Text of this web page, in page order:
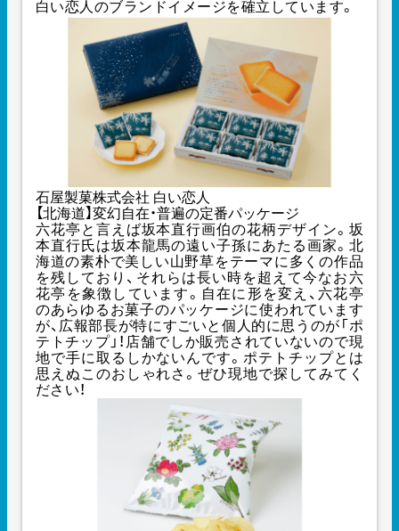
白い恋人のブランドイメージを確立しています。
石屋製菓株式会社 白い恋人
【北海道】変幻自在・普遍の定番パッケージ
六花亭と言えば坂本直行画伯の花柄デザイン。坂
本直行氏は坂本龍馬の遠い子孫にあたる画家。北
海道の素朴で美しい山野草をテーマに多くの作品
を残しており、それらは長い時を超えて今なお六
花亭を象徴しています。自在に形を変え、六花亭
のあらゆるお菓子のパッケージに使われています
が、広報部長が特にすごいと個人的に思うのが「ポ
テトチップ」！店舗でしか販売されていないので現
地で手に取るしかないんです。ポテトチップとは
思えぬこのおしゃれさ。ぜひ現地で探してみてく
ださい！